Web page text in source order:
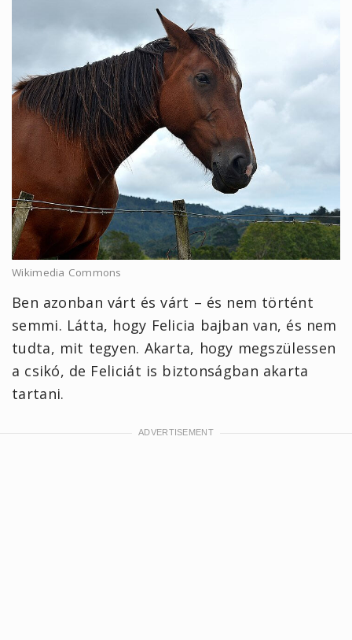
Wikimedia Commons
Ben azonban várt és várt – és nem történt
semmi. Látta, hogy Felicia bajban van, és nem
tudta, mit tegyen. Akarta, hogy megszülessen
a csikó, de Feliciát is biztonságban akarta
tartani.